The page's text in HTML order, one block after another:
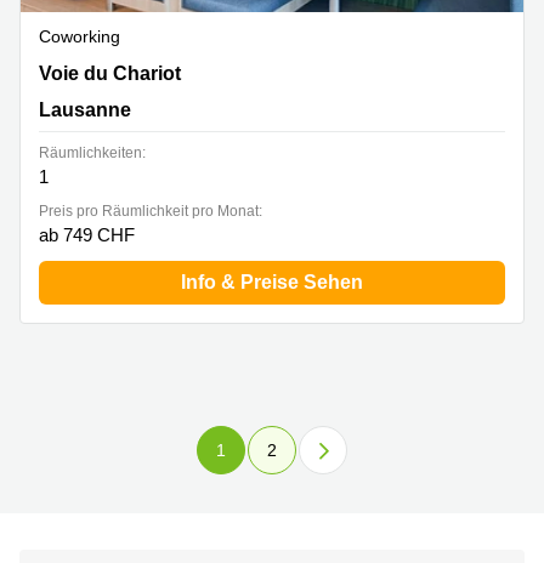
Coworking
Voie du Chariot 3,4. Stock, Lausanne
Voie du Chariot
Lausanne
Räumlichkeiten:
1
Preis pro Räumlichkeit pro Monat:
ab 749 CHF
Info & Preise Sehen
1 2